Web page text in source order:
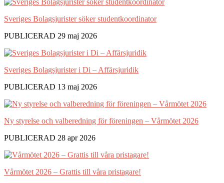
Sveriges Bolagsjurister söker studentkoordinator
PUBLICERAD 29 maj 2026
Sveriges Bolagsjurister i Di – Affärsjuridik
PUBLICERAD 13 maj 2026
Ny styrelse och valberedning för föreningen – Vårmötet 2026
PUBLICERAD 28 apr 2026
Vårmötet 2026 – Grattis till våra pristagare!